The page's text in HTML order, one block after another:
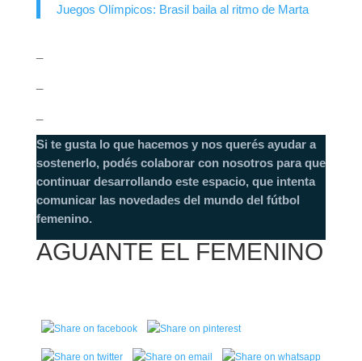
Juegos Olímpicos: Brasil baila al ritmo de Marta
Si te gusta lo que hacemos y nos querés ayudar a
sostenerlo, podés colaborar con nosotros para que
continuar desarrollando este espacio, que intenta
comunicar las novedades del mundo del fútbol
femenino.
AGUANTE EL FEMENINO